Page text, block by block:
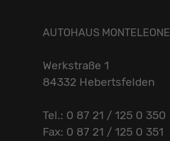
AUTOHAUS MONTELEONE
Werkstraße 1
84332 Hebertsfelden
Tel.: 0 87 21 / 125 0 350
Fax: 0 87 21 / 125 0 351